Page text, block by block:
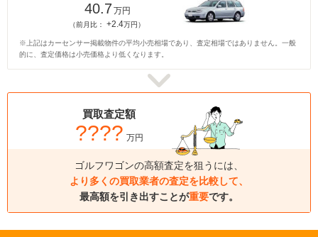
40.7万円
（前月比： +2.4万円）
※上記はカーセンサー掲載物件の平均小売相場であり、査定相場ではありません。一般
的に、査定価格は小売価格より低くなります。
買取査定額
???? 万円
ゴルフワゴンの高額査定を狙うには、
より多くの買取業者の査定を比較して、
最高額を引き出すことが重要です。